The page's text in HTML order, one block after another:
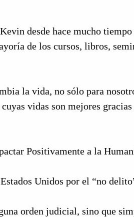
desde hace mucho
de los cursos, libros,
la vida, no sólo para
vidas son mejores
Positivamente a la
Unidos por el “no
orden judicial, sino que